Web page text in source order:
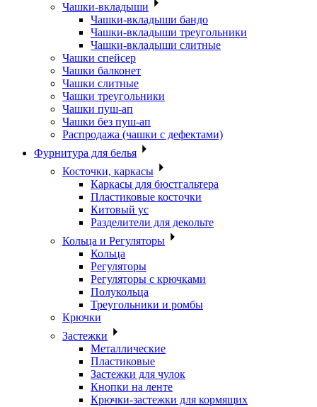
Чашки-вкладыши
Чашки-вкладыши бандо
Чашки-вкладыши треугольники
Чашки-вкладыши слитные
Чашки спейсер
Чашки балконет
Чашки слитные
Чашки треугольники
Чашки пуш-ап
Чашки без пуш-ап
Распродажа (чашки с дефектами)
Фурнитура для белья
Косточки, каркасы
Каркасы для бюстгальтера
Пластиковые косточки
Китовый ус
Разделители для декольте
Кольца и Регуляторы
Кольца
Регуляторы
Регуляторы с крючками
Полукольца
Треугольники и ромбы
Крючки
Застежки
Металлические
Пластиковые
Застежки для чулок
Кнопки на ленте
Крючки-застежки для кормящих